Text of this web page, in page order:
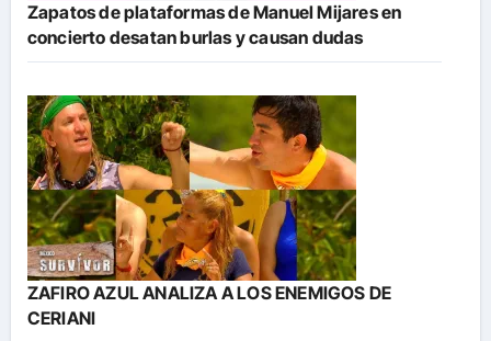
Zapatos de plataformas de Manuel Mijares en
concierto desatan burlas y causan dudas
ZAFIRO AZUL ANALIZA A LOS ENEMIGOS DE
CERIANI